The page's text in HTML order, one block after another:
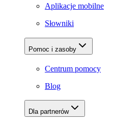
Aplikacje mobilne
Słowniki
Pomoc i zasoby
Centrum pomocy
Blog
Dla partnerów